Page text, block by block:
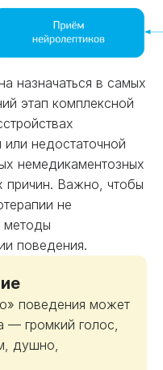
назначаться в самых
этап комплексной
недостаточной
немедикаментозных
причин. Важно, чтобы
не
методы
поведения.
поведения может
— громкий голос,
душно,